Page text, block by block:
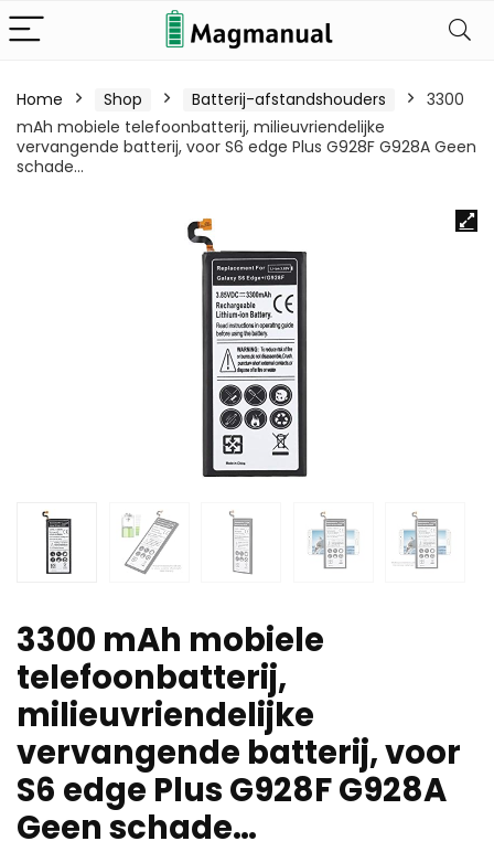
Home Shop Batterij-afstandshouders
3300
mAh mobiele telefoonbatterij, milieuvriendelijke
vervangende batterij, voor S6 edge Plus G928F G928A Geen
schade…
3300 mAh mobiele
telefoonbatterij,
milieuvriendelijke
vervangende batterij, voor
S6 edge Plus G928F G928A
Geen schade…